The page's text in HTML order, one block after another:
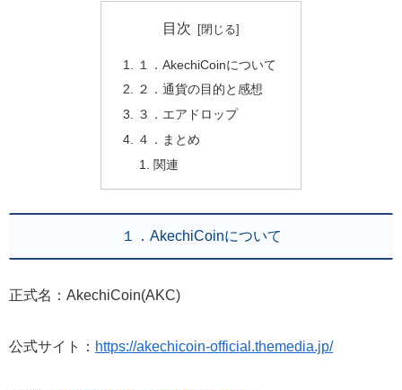
目次
１．AkechiCoinについて
２．通貨の目的と感想
３．エアドロップ
４．まとめ
関連
１．AkechiCoinについて
正式名：AkechiCoin(AKC)
公式サイト： https://akechicoin-official.themedia.jp/